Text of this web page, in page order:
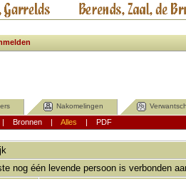
Nakomelingen
Bronnen| Alles PDF
nog één levende persoon is verbonden